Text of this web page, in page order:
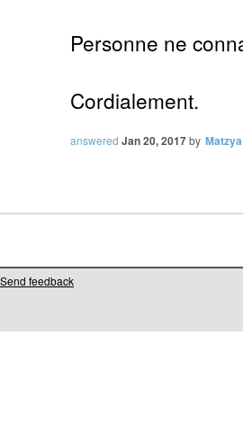
Personne ne
Cordialement.
answered Jan 20, 2017by Matzya
Send feedback